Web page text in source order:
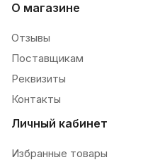
О магазине
Отзывы
Поставщикам
Реквизиты
Контакты
Личный кабинет
Избранные товары